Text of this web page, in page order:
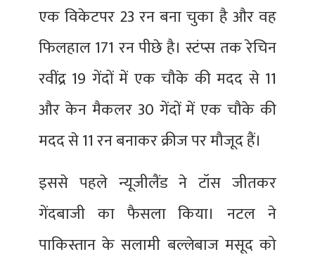
एक विकेटपर 23 रन बना चुका है और वह
फिलहाल 171 रन पीछे है। स्टंप्स तक रेचिन
रवींद्र 19 गेंदों में एक चौके की मदद से 11
और केन मैकलर 30 गेंदों में एक चौके की
मदद से 11 रन बनाकर क्रीज पर मौजूद हैं।
इससे पहले न्यूजीलैंड ने टॉस जीतकर
गेंदबाजी का फैसला किया। नटल ने
पाकिस्तान के सलामी बल्लेबाज मसूद को